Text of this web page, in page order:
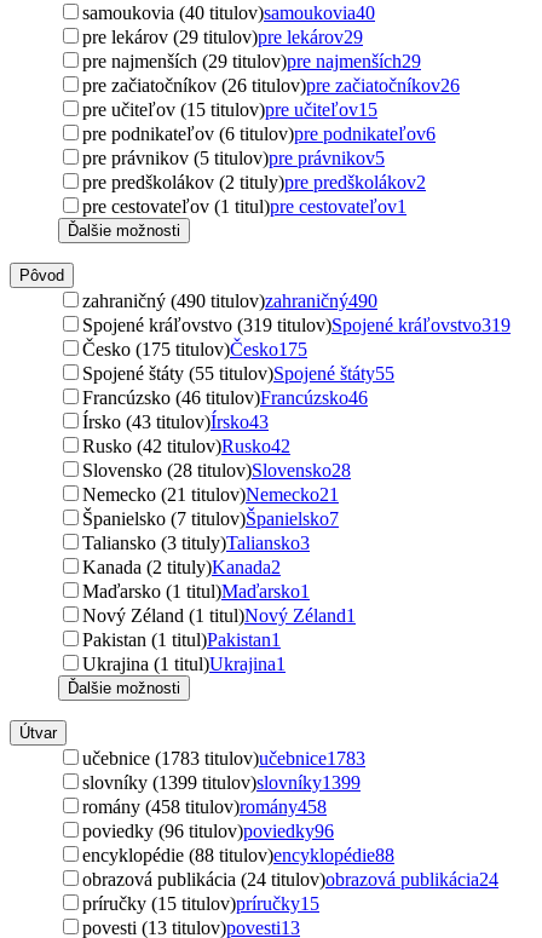
samoukovia (40 titulov)samoukovia40
pre lekárov (29 titulov)pre lekárov29
pre najmenších (29 titulov)pre najmenších29
pre začiatočníkov (26 titulov)pre začiatočníkov26
pre učiteľov (15 titulov)pre učiteľov15
pre podnikateľov (6 titulov)pre podnikateľov6
pre právnikov (5 titulov)pre právnikov5
pre predškolákov (2 tituly)pre predškolákov2
pre cestovateľov (1 titul)pre cestovateľov1
Ďalšie možnosti
Pôvod
zahraničný (490 titulov)zahraničný490
Spojené kráľovstvo (319 titulov)Spojené kráľovstvo319
Česko (175 titulov)Česko175
Spojené štáty (55 titulov)Spojené štáty55
Francúzsko (46 titulov)Francúzsko46
Írsko (43 titulov)Írsko43
Rusko (42 titulov)Rusko42
Slovensko (28 titulov)Slovensko28
Nemecko (21 titulov)Nemecko21
Španielsko (7 titulov)Španielsko7
Taliansko (3 tituly)Taliansko3
Kanada (2 tituly)Kanada2
Maďarsko (1 titul)Maďarsko1
Nový Zéland (1 titul)Nový Zéland1
Pakistan (1 titul)Pakistan1
Ukrajina (1 titul)Ukrajina1
Ďalšie možnosti
Útvar
učebnice (1783 titulov)učebnice1783
slovníky (1399 titulov)slovníky1399
romány (458 titulov)romány458
poviedky (96 titulov)poviedky96
encyklopédie (88 titulov)encyklopédie88
obrazová publikácia (24 titulov)obrazová publikácia24
príručky (15 titulov)príručky15
povesti (13 titulov)povesti13